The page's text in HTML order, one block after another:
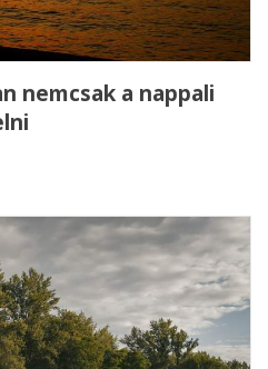
nemcsak a nappali